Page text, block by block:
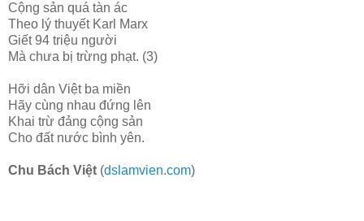
Cộng sản quá tàn ác
Theo lý thuyết Karl Marx
Giết 94 triệu người
Mà chưa bị trừng phạt. (3)
Hỡi dân Việt ba miền
Hãy cùng nhau đứng lên
Khai trừ đảng cộng sản
Cho đất nước bình yên.
Chu Bách Việt (dslamvien.com)